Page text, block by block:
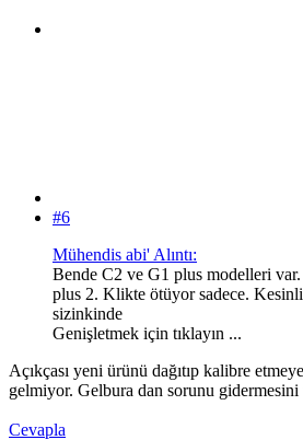
#6
Mühendis abi' Alıntı:
Bende C2 ve G1 plus modelleri
plus 2. Klikte ötüyor sadece.
sizinkinde
Genişletmek için tıklayın ...
Açıkçası yeni ürünü dağıtıp kalibre
gelmiyor. Gelbura dan sorunu gidermesini
Cevapla